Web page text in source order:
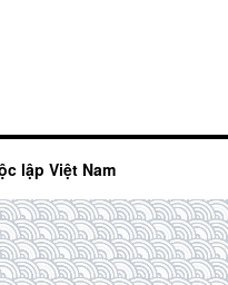
lập Việt Nam